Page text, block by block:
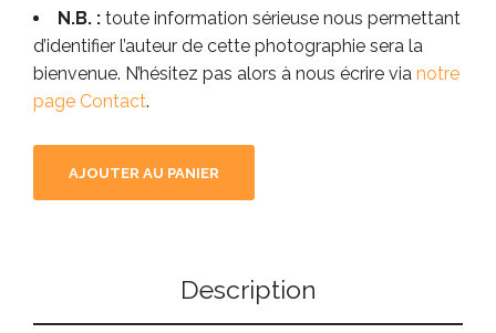
N.B. : toute information sérieuse nous permettant
d’identifier l’auteur de cette photographie sera la
bienvenue. N’hésitez pas alors à nous écrire via notre
page Contact.
AJOUTER AU PANIER
Description